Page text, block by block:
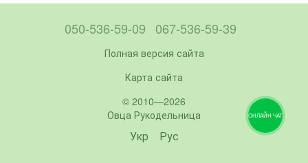
050-536-59-09 067-536-59-39
Полная версия сайта
Карта сайта
© 2010—2026
Овца Рукодельница
Укр Рус
ОНЛАЙН ЧАТ